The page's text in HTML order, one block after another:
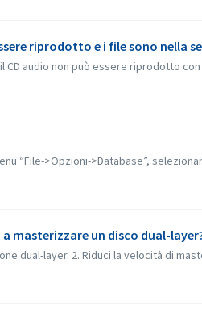
riprodotto e i file sono nella
CD audio non può essere riprodotto
“File->Opzioni->Database”,
a masterizzare un disco dual-
dual-layer. 2. Riduci la velocità di